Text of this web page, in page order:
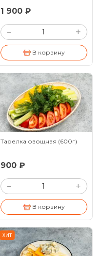
1 900 ₽
– +
В корзину
Тарелка овощная (600г)
900 ₽
– +
В корзину
ХИТ